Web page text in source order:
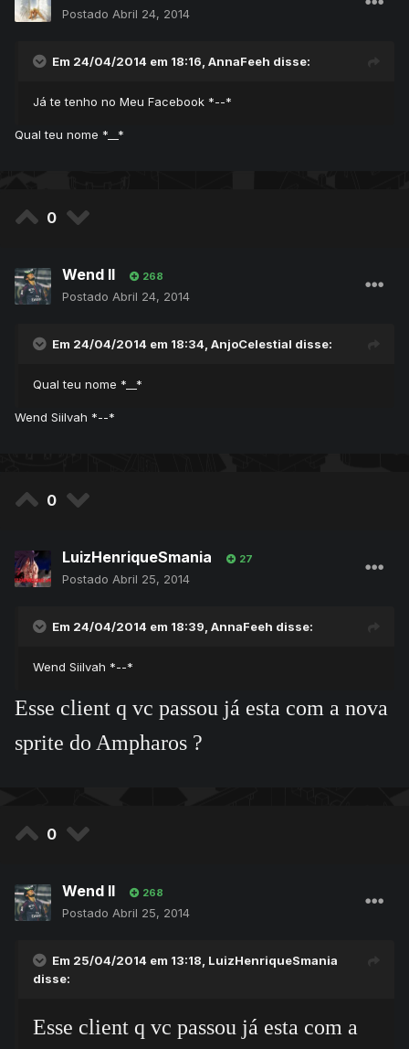
Postado Abril 24, 2014
Em 24/04/2014 em 18:16, AnnaFeeh disse:
Já te tenho no Meu Facebook *--*
Qual teu nome *__*
0
Wend ll 268
Postado Abril 24, 2014
Em 24/04/2014 em 18:34, AnjoCelestial disse:
Qual teu nome *__*
Wend Siilvah *--*
0
LuizHenriqueSmania 27
Postado Abril 25, 2014
Em 24/04/2014 em 18:39, AnnaFeeh disse:
Wend Siilvah *--*
Esse client q vc passou já esta com a nova
sprite do Ampharos ?
0
Wend ll 268
Postado Abril 25, 2014
Em 25/04/2014 em 13:18, LuizHenriqueSmania
disse:
Esse client q vc passou já esta com a